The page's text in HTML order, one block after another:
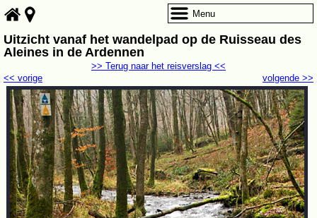
Uitzicht vanaf het wandelpad op de Ruisseau des
Aleines in de Ardennen
volgende >>
<< vorige
>> Terug naar het reisverslag <<
Menu